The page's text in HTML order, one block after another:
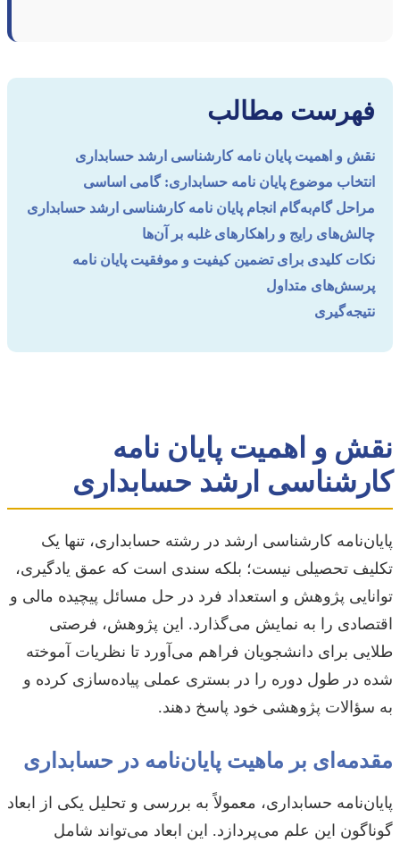
فهرست مطالب
نقش و اهمیت پایان نامه کارشناسی ارشد حسابداری
انتخاب موضوع پایان نامه حسابداری: گامی اساسی
مراحل گام‌به‌گام انجام پایان نامه کارشناسی ارشد حسابداری
چالش‌های رایج و راهکارهای غلبه بر آن‌ها
نکات کلیدی برای تضمین کیفیت و موفقیت پایان نامه
پرسش‌های متداول
نتیجه‌گیری
نقش و اهمیت پایان نامه
کارشناسی ارشد حسابداری
پایان‌نامه کارشناسی ارشد در رشته حسابداری، تنها یک
تکلیف تحصیلی نیست؛ بلکه سندی است که عمق یادگیری،
توانایی پژوهش و استعداد فرد در حل مسائل پیچیده مالی و
اقتصادی را به نمایش می‌گذارد. این پژوهش، فرصتی
طلایی برای دانشجویان فراهم می‌آورد تا نظریات آموخته
شده در طول دوره را در بستری عملی پیاده‌سازی کرده و
به سؤالات پژوهشی خود پاسخ دهند.
مقدمه‌ای بر ماهیت پایان‌نامه در حسابداری
پایان‌نامه حسابداری، معمولاً به بررسی و تحلیل یکی از ابعاد
گوناگون این علم می‌پردازد. این ابعاد می‌تواند شامل